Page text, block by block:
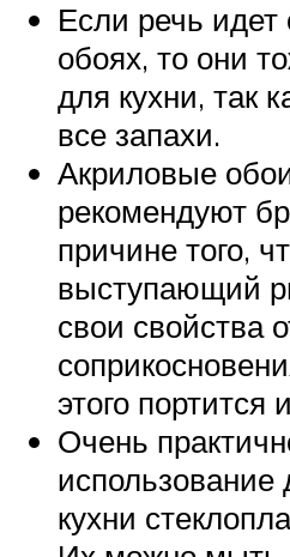
Если речь идет
обоях, то они
для кухни, так
все запахи.
Акриловые
рекомендуют
причине того,
выступающий
свои свойства
этого
Очень
использование
кухни